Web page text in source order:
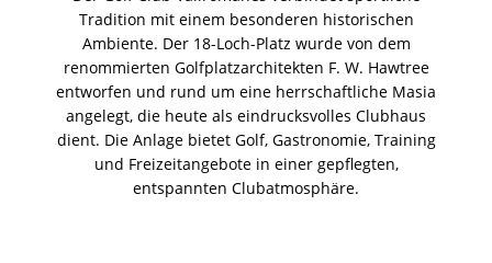
Tradition mit einem besonderen historischen
Ambiente. Der 18-Loch-Platz wurde von dem
renommierten Golfplatzarchitekten F. W. Hawtree
entworfen und rund um eine herrschaftliche Masia
angelegt, die heute als eindrucksvolles Clubhaus
dient. Die Anlage bietet Golf, Gastronomie, Training
und Freizeitangebote in einer gepflegten,
entspannten Clubatmosphäre.